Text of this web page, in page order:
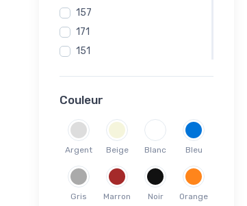
157
171
151
143cm
148CM
147
143
Couleur
Argent Beige Blanc Bleu
Gris Marron Noir Orange